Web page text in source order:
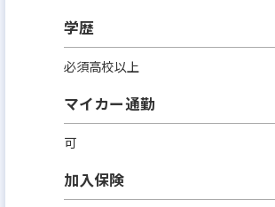
学歴
必須高校以上
マイカー通勤
可
加入保険